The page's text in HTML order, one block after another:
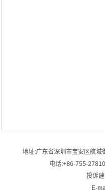
地址:广东省深圳市宝安区航
电话:+86-755-
投诉
E-